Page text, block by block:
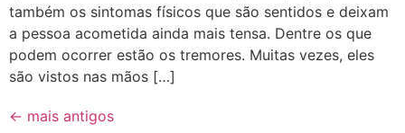
também os sintomas físicos que são sentidos e deixam
a pessoa acometida ainda mais tensa. Dentre os que
podem ocorrer estão os tremores. Muitas vezes, eles
são vistos nas mãos […]
← mais antigos